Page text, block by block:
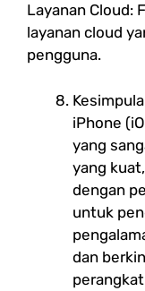
Layanan Cloud:
layanan cloud
pengguna.
iPhone
yang
yang
dengan
untuk
dan